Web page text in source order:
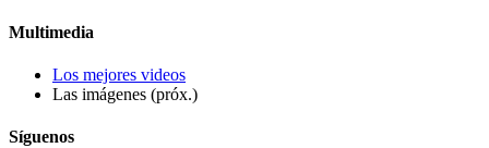
Multimedia
Los mejores videos
Las imágenes (próx.)
Síguenos